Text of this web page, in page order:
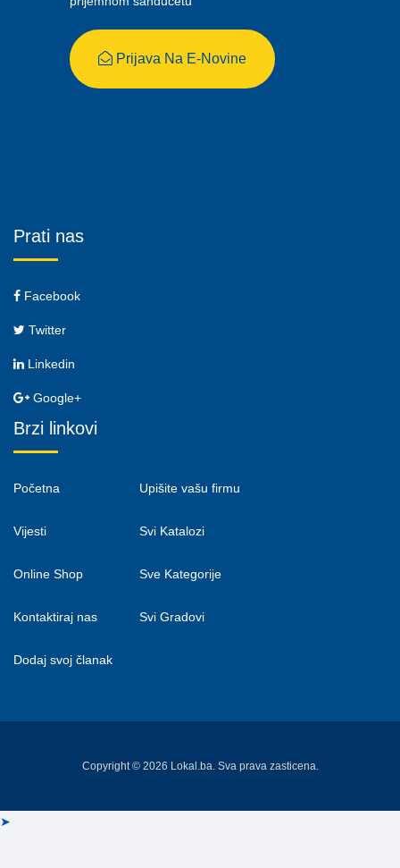
Prijava Na E-Novine
Prati nas
Facebook
Twitter
Linkedin
Google+
Brzi linkovi
Početna
Vijesti
Online Shop
Kontaktiraj nas
Dodaj svoj članak
Upišite vašu firmu
Svi Katalozi
Sve Kategorije
Svi Gradovi
Copyright © 2026 Lokal.ba. Sva prava zasticena.
➤